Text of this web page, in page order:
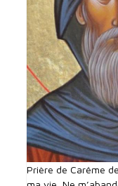
Prière de Carême